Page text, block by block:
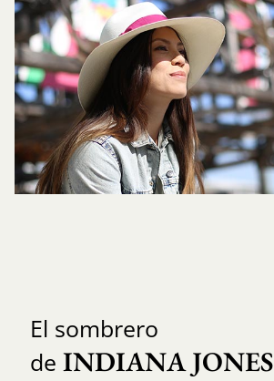
El sombrero
de INDIANA JONES